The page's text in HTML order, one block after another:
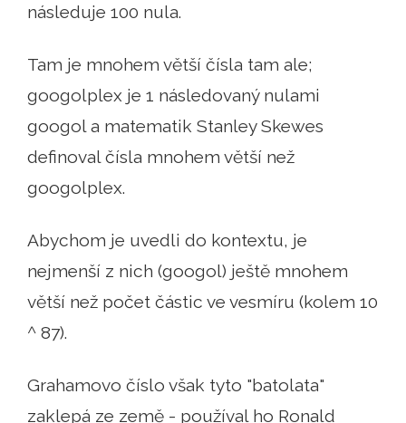
následuje 100 nula.
Tam je mnohem větší čísla tam ale;
googolplex je 1 následovaný nulami
googol a matematik Stanley Skewes
definoval čísla mnohem větší než
googolplex.
Abychom je uvedli do kontextu, je
nejmenší z nich (googol) ještě mnohem
větší než počet částic ve vesmíru (kolem 10
^ 87).
Grahamovo číslo však tyto "batolata"
zaklepá ze země - používal ho Ronald